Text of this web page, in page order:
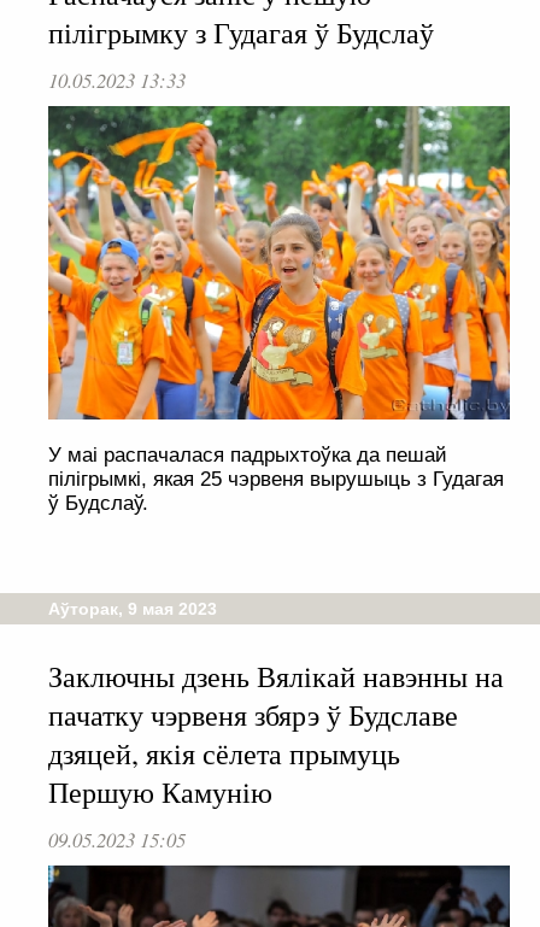
пілігрымку з Гудагая ў Будслаў
10.05.2023 13:33
У маі распачалася падрыхтоўка да пешай
пілігрымкі, якая 25 чэрвеня вырушыць з Гудагая
ў Будслаў.
Аўторак, 9 мая 2023
Заключны дзень Вялікай навэнны на
пачатку чэрвеня збярэ ў Будславе
дзяцей, якія сёлета прымуць
Першую Камунію
09.05.2023 15:05